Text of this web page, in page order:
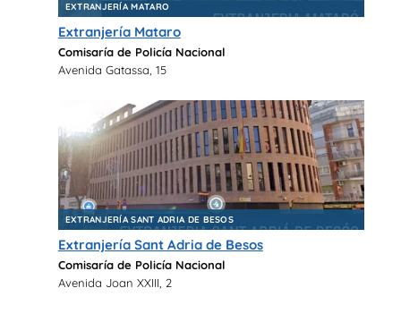
EXTRANJERÍA MATARO
Extranjería Mataro
Comisaría de Policía Nacional
Avenida Gatassa, 15
EXTRANJERÍA SANT ADRIA DE BESOS
Extranjería Sant Adria de Besos
Comisaría de Policía Nacional
Avenida Joan XXIII, 2